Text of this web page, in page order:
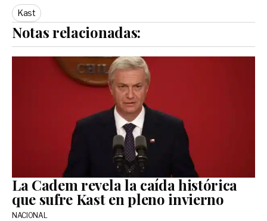
Kast
Notas relacionadas:
La Cadem revela la caída histórica
que sufre Kast en pleno invierno
NACIONAL